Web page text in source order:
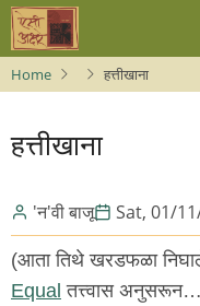
Skip
main
content
Home हत्तीखाना
हत्तीखाना
'न'वी बाजू Sat, 01/
(आता तिथे खरडफळा
Equal तत्त्वास